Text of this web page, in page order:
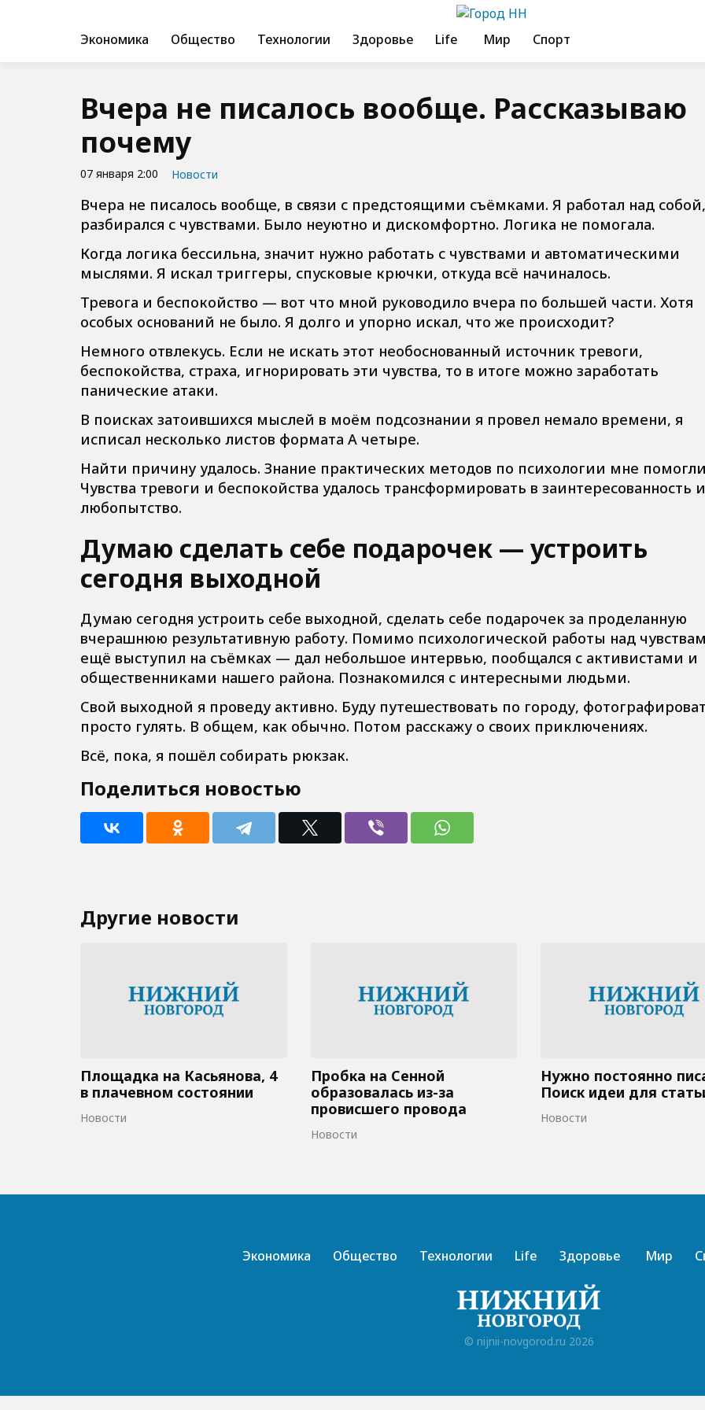
Экономика Общество Технологии Здоровье Life Мир Спорт
Вчера не писалось вообще. Рассказываю
почему
07 января 2:00 Новости
Вчера не писалось вообще, в связи с предстоящими съёмками. Я работал над собой,
разбирался с чувствами. Было неуютно и дискомфортно. Логика не помогала.
Когда логика бессильна, значит нужно работать с чувствами и автоматическими
мыслями. Я искал триггеры, спусковые крючки, откуда всё начиналось.
Тревога и беспокойство — вот что мной руководило вчера по большей части. Хотя
особых оснований не было. Я долго и упорно искал, что же происходит?
Немного отвлекусь. Если не искать этот необоснованный источник тревоги,
беспокойства, страха, игнорировать эти чувства, то в итоге можно заработать
панические атаки.
В поисках затоившихся мыслей в моём подсознании я провел немало времени, я
исписал несколько листов формата А четыре.
Найти причину удалось. Знание практических методов по психологии мне
Чувства тревоги и беспокойства удалось трансформировать в заинтересованность и
любопытство.
Думаю сделать себе подарочек — устроить
сегодня выходной
Думаю сегодня устроить себе выходной, сделать себе подарочек за проделанную
вчерашнюю результативную работу. Помимо психологической работы над
ещё выступил на съёмках — дал небольшое интервью, пообщался с активистами и
общественниками нашего района. Познакомился с интересными людьми.
Свой выходной я проведу активно. Буду путешествовать по городу,
просто гулять. В общем, как обычно. Потом расскажу о своих приключениях.
Всё, пока, я пошёл собирать рюкзак.
Поделиться новостью
Другие новости
Площадка на Касьянова, 4
в плачевном состоянии
Новости
Пробка на Сенной
образовалась из-за
провисшего провода
Новости
Нужно постоянно
Поиск идеи для
Новости
Экономика Общество Технологии Life Здоровье Мир
© nijnii-novgorod.ru 2026